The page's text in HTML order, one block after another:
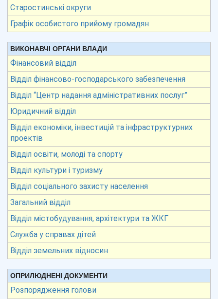
Старостинські округи
Графік особистого прийому громадян
ВИКОНАВЧІ ОРГАНИ ВЛАДИ
Фінансовий відділ
Відділ фінансово-господарського забезпечення
Відділ “Центр надання адміністративних послуг”
Юридичний відділ
Відділ економіки, інвестицій та інфраструктурних
проектів
Відділ освіти, молоді та спорту
Відділ культури і туризму
Відділ соціального захисту населення
Загальний відділ
Відділ містобудування, архітектури та ЖКГ
Служба у справах дітей
Відділ земельних відносин
ОПРИЛЮДНЕНІ ДОКУМЕНТИ
Розпорядження голови